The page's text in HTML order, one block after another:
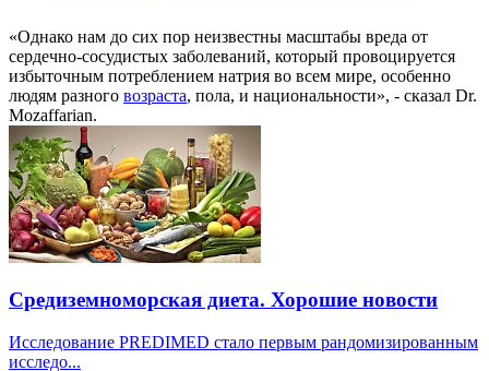
«Однако нам до сих пор неизвестны масштабы вреда от
сердечно-сосудистых заболеваний, который провоцируется
избыточным потреблением натрия во всем мире, особенно
людям разного возраста, пола, и национальности», - сказал Dr.
Mozaffarian.
Средиземноморская диета. Хорошие новости
Исследование PREDIMED стало первым рандомизированным
исследо...